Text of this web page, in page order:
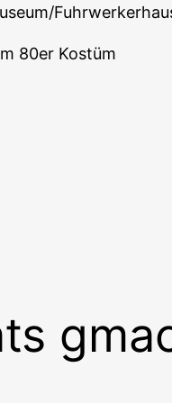
80er Kostüm